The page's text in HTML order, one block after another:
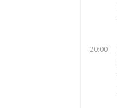
20:00